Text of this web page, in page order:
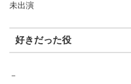
未出演
好きだった役
－